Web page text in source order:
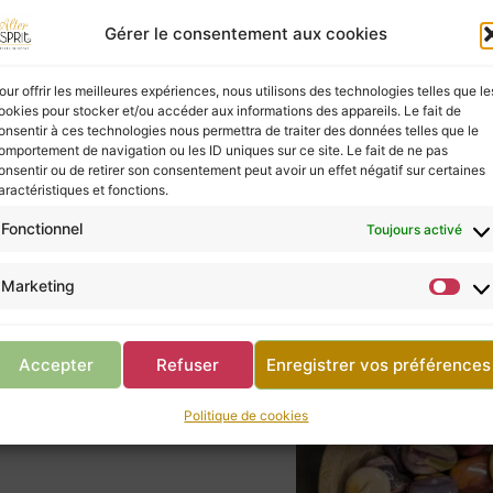
Gérer le consentement aux cookies
offrir les meilleures expériences, nous utilisons des technologies telles que
pour stocker et/ou accéder aux informations des appareils. Le fait de
à ces technologies nous permettra de traiter des données telles que le
de navigation ou les ID uniques sur ce site. Le fait de ne pas
ou de retirer son consentement peut avoir un effet négatif sur certaines
et fonctions.
Fonctionnel Toujours activé
Marketing
Accepter Refuser Enregistrer vos préférences
Politique de cookies
à ceux qui les écoutent, mais elles ne
ne négligez pas la consultation d’un
Retour à la boutique
abalone
abalone
: